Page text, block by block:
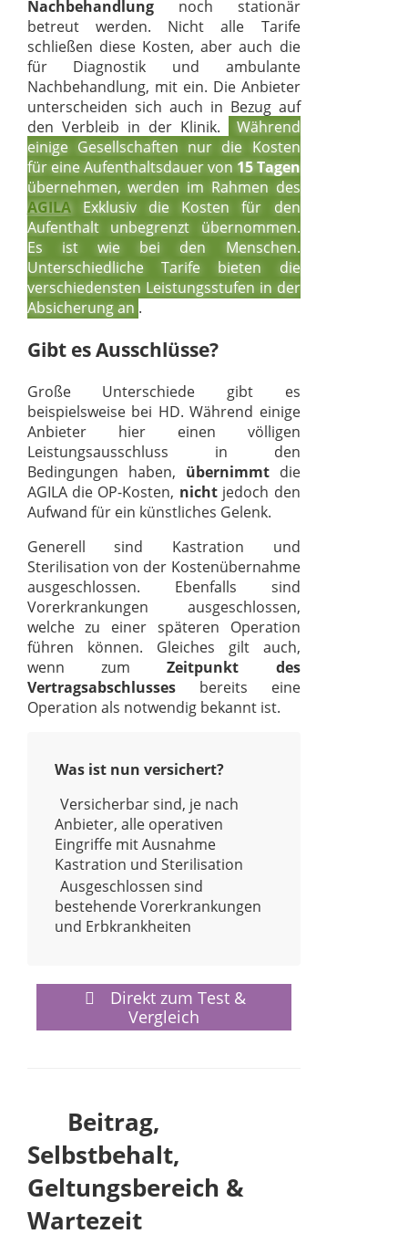
Nachbehandlungnoch stationär
betreut werden. Nicht alle Tarife
schließen diese Kosten, aber auch die
für Diagnostik und ambulante
Nachbehandlung, mit ein. Die Anbieter
unterscheiden sich auch in Bezug auf
den Verbleib in der Klinik.
Während
einige Gesellschaften nur die Kosten
für eine Aufenthaltsdauer von 15 Tagen
übernehmen, werden im Rahmen des
AGILAExklusiv die Kosten für den
Aufenthalt unbegrenzt übernommen.
Es ist wie bei den Menschen.
Unterschiedliche Tarife bieten die
verschiedensten Leistungsstufen in der
Absicherung an .
Gibt es Ausschlüsse?
Große Unterschiede gibt es
beispielsweise bei HD. Während einige
Anbieter hier einen völligen
Leistungsausschluss in den
Bedingungen haben, übernimmtdie
AGILA die OP-Kosten, nichtjedoch den
Aufwand für ein künstliches Gelenk.
Generell sind Kastration und
Sterilisation von der Kostenübernahme
ausgeschlossen. Ebenfalls sind
Vorerkrankungen ausgeschlossen,
welche zu einer späteren Operation
führen können. Gleiches gilt auch,
wenn zumZeitpunkt des
Vertragsabschlussesbereits eine
Operation als notwendig bekannt ist.
Was ist nun versichert?
Versicherbar sind, je nach
Anbieter, alle operativen
Eingriffe mit Ausnahme
Kastration und Sterilisation
Ausgeschlossen sind
bestehende Vorerkrankungen
und Erbkrankheiten
Direkt zum Test &
Vergleich
Beitrag,
Selbstbehalt,
Geltungsbereich &
Wartezeit